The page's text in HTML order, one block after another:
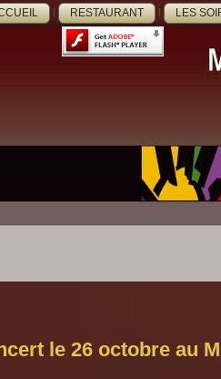
RESTAURANT LES
le 26 octobre au